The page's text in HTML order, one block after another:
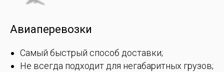
Авиаперевозки
Самый быстрый способ доставки;
Не всегда подходит для негабаритных грузов;